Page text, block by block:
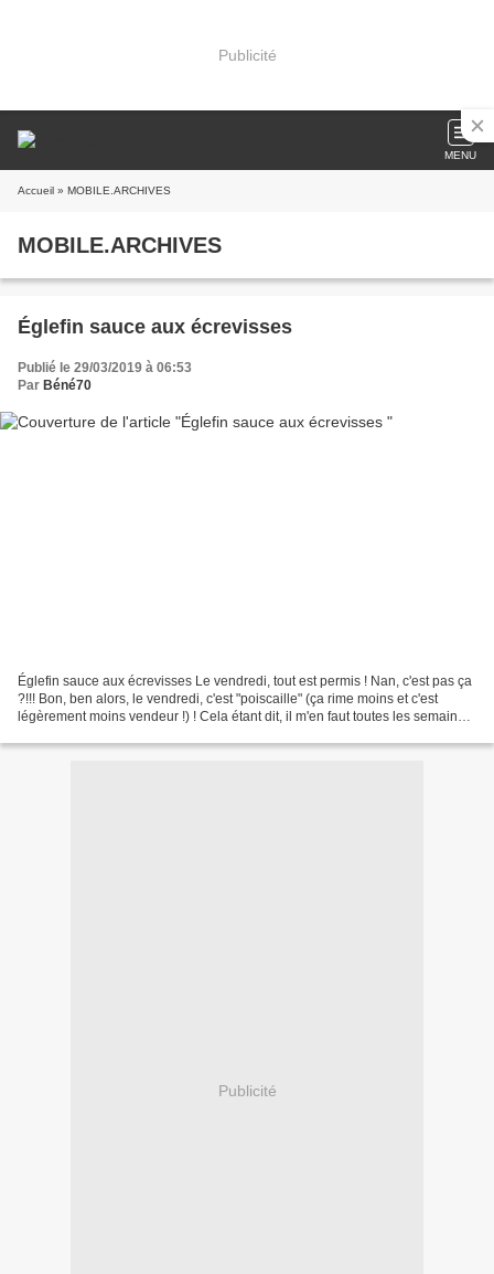
Publicité
MENU
Accueil » MOBILE.ARCHIVES
MOBILE.ARCHIVES
Églefin sauce aux écrevisses
Publié le 29/03/2019 à 06:53
Par Béné70
Églefin sauce aux écrevisses Le vendredi, tout est permis ! Nan, c'est pas ça
?!!! Bon, ben alors, le vendredi, c'est "poiscaille" (ça rime moins et c'est
légèrement moins vendeur !) ! Cela étant dit, il m'en faut toutes les semaines
Publicité